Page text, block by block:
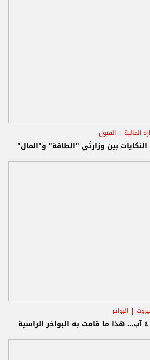
المالية الفيول
بين وزارتَي "الطاقة" و"المال"
البواخر